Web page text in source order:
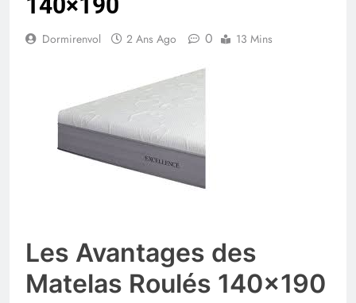
Dormirenvol 2 Ans Ago 0 13 Mins
Les Avantages des
Matelas Roulés 140×190